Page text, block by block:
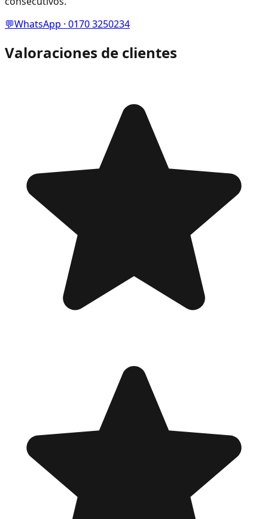
💬WhatsApp · 0170 3250234
Valoraciones de clientes